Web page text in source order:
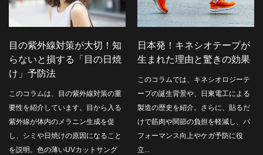
目の紫外線対策が大切！知
らないと損する「目の日焼
け」予防法
このコラムは、目の紫外線対策の重
要性を紹介しています。目から入る
紫外線が体内のメラニン生成を促
し、シミや日焼けの原因になること
を説明。色の薄いUVカットサング
日本発！キネシオテープが
生まれた理由と驚きの効果
このコラムでは、キネシオロジーテ
ープの誕生背景や、日東電工による
製造の歴史を紹介。さらに、貼るだ
けで筋肉や関節の負担を軽減し、パ
フォーマンス向上やケガ予防に役
立...